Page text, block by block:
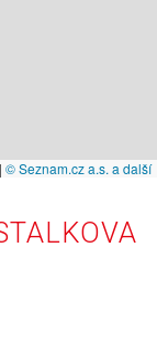
| © Seznam.cz a.s. a další